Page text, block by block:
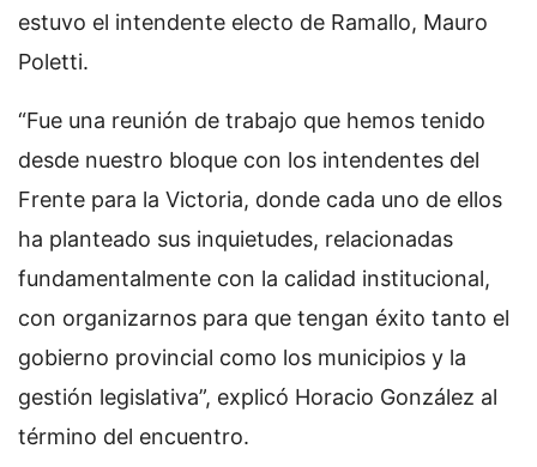
estuvo el intendente electo de Ramallo, Mauro
Poletti.
“Fue una reunión de trabajo que hemos tenido
desde nuestro bloque con los intendentes del
Frente para la Victoria, donde cada uno de ellos
ha planteado sus inquietudes, relacionadas
fundamentalmente con la calidad institucional,
con organizarnos para que tengan éxito tanto el
gobierno provincial como los municipios y la
gestión legislativa”, explicó Horacio González al
término del encuentro.